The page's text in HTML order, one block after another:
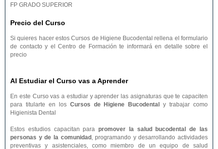
FP GRADO SUPERIOR
Precio del Curso
Si quieres hacer estos Cursos de Higiene Bucodental rellena el formulario
de contacto y el Centro de Formación te informará en detalle sobre el
precio
Al Estudiar el Curso vas a Aprender
En este Curso vas a estudiar y aprender las asignaturas que te capaciten
para titularte en los Cursos de Higiene Bucodental
y trabajar como
Higienista Dental
Estos estudios capacitan parapromover la salud bucodental de las
personas y de la comunidad , programando y desarrollando actividades
preventivas y asistenciales, como miembro de un equipo de salud